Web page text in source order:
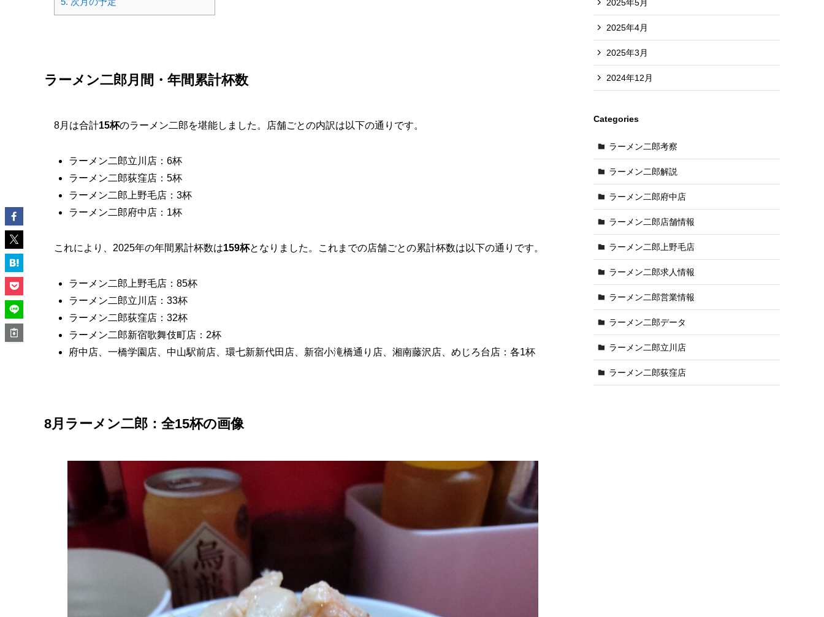
ラーメン二郎月間・年間累計杯数
8月は合計15杯のラーメン二郎を堪能しました。店舗ごとの内訳は以下の通りです。
ラーメン二郎立川店：6杯
ラーメン二郎荻窪店：5杯
ラーメン二郎上野毛店：3杯
ラーメン二郎府中店：1杯
これにより、2025年の年間累計杯数は159杯となりました。これまでの店舗ごとの累計杯数は以下の通りです。
ラーメン二郎上野毛店：85杯
ラーメン二郎立川店：33杯
ラーメン二郎荻窪店：32杯
ラーメン二郎新宿歌舞伎町店：2杯
府中店、一橋学園店、中山駅前店、環七新新代田店、新宿小滝橋通り店、湘南藤沢店、めじろ台店：各1杯
8月ラーメン二郎：全15杯の画像
2025年5月
2025年4月
2025年3月
2024年12月
Categories
ラーメン二郎考察
ラーメン二郎解説
ラーメン二郎府中店
ラーメン二郎店舗情報
ラーメン二郎上野毛店
ラーメン二郎求人情報
ラーメン二郎営業情報
ラーメン二郎データ
ラーメン二郎立川店
ラーメン二郎荻窪店